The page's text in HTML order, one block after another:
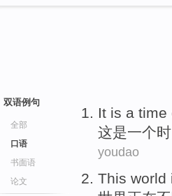
双语例句
全部
口语
书面语
论文
It is a time
这是一个
youdao
This world